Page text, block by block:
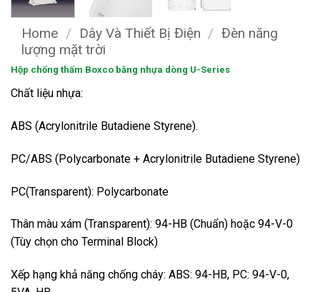
Home / Dây Và Thiết Bị Điện / Đèn năng
lượng mặt trời
Hộp chống thấm Boxco bằng nhựa dòng U-Series
Chất liệu nhựa:
ABS (Acrylonitrile Butadiene Styrene).
PC/ABS (Polycarbonate + Acrylonitrile Butadiene Styrene)
PC(Transparent): Polycarbonate
Thân màu xám (Transparent): 94-HB (Chuẩn) hoặc 94-V-0
(Tùy chọn cho Terminal Block)
Xếp hạng khả năng chống cháy: ABS: 94-HB, PC: 94-V-0,